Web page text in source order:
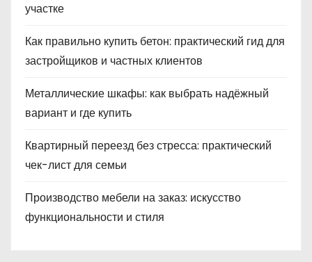
участке
Как правильно купить бетон: практический гид для
застройщиков и частных клиентов
Металлические шкафы: как выбрать надёжный
вариант и где купить
Квартирный переезд без стресса: практический
чек-лист для семьи
Производство мебели на заказ: искусство
функциональности и стиля